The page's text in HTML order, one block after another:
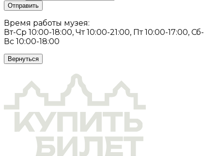
Отправить
Время работы музея:
Вт-Ср 10:00-18:00, Чт 10:00-21:00, Пт 10:00-17:00, Сб-
Вс 10:00-18:00
Вернуться